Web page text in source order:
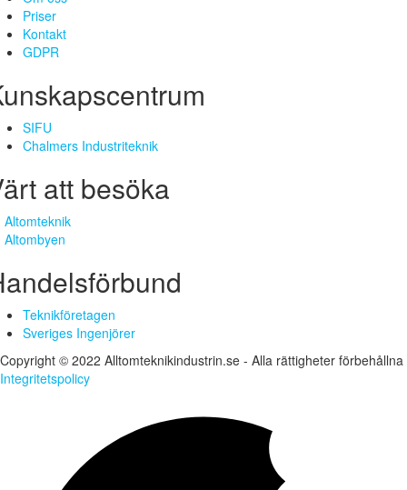
Priser
Kontakt
GDPR
SIFU
Chalmers Industriteknik
att besöka
Altomteknik
Altombyen
Teknikföretagen
Sveriges Ingenjörer
Copyright © 2022 Alltomteknikindustrin.se - Alla rättigheter förbehållna
Integritetspolicy